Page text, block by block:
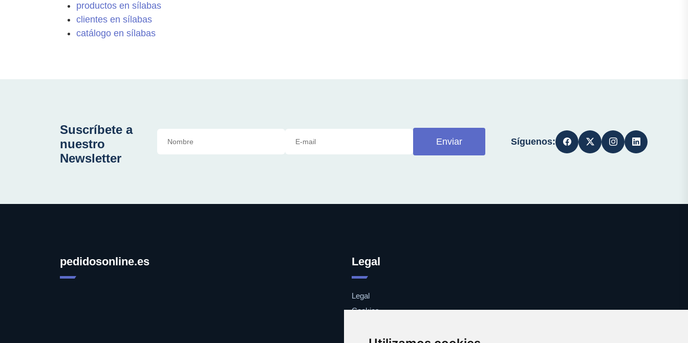
productos en sílabas
clientes en sílabas
catálogo en sílabas
Suscríbete a
nuestro
Newsletter
Enviar Síguenos:
pedidosonline.es Legal
Legal
Cookies